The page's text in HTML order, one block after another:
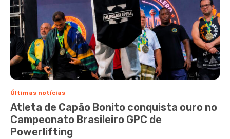
Últimas notícias
Atleta de Capão Bonito conquista ouro no
Campeonato Brasileiro GPC de
Powerlifting